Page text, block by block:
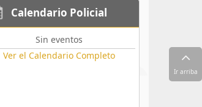
Calendario Policial
Sin eventos
Ver el Calendario Completo
Ir arriba